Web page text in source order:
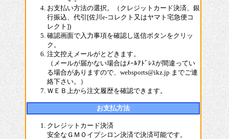
お支払い方法の選択。（クレジットカード決済、銀
行振込、代引[佐川e-コレクト又はヤマト宅急便コ
レクト])
確認画面で入力事項を確認し送信ボタンをクリッ
ク。
注文控えメールがとどきます。
（メールが届かない場合はﾒｰﾙｱﾄﾞﾚｽが間違ってい
る場合がありますので、websports@ikz.jp までご連
絡下さい。）
ＷＥＢ上から注文履歴を確認できます。
お支払方法
クレジットカード決済
安全なＧＭＯイプシロン決済で決済可能です。